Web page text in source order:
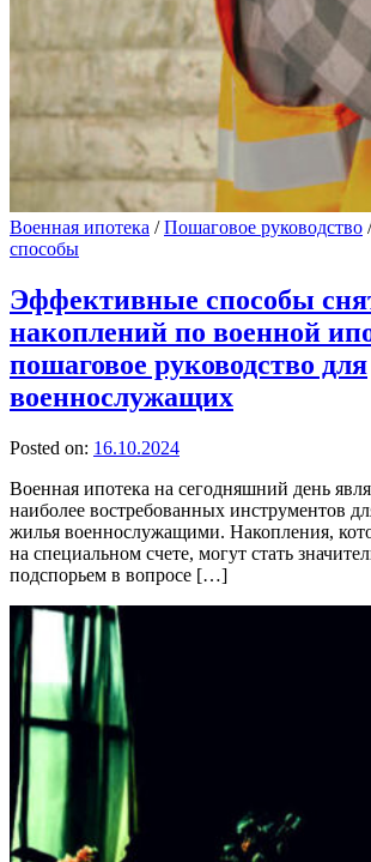
Военная ипотека /Пошаговое руководство
способы
Эффективные способы
накоплений по военной
пошаговое руководство для
военнослужащих
Posted on: 16.10.2024
Военная ипотека на сегодняшний день
наиболее востребованных инструментов
жилья военнослужащими. Накопления,
на специальном счете, могут стать
подспорьем в вопросе […]